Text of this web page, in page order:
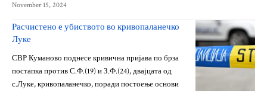
November 15, 2024
Расчистено е убиството во кривопаланечко
Луке
СВР Куманово поднесе кривична пријава по брза
постапка против С.Ф.(19) и З.Ф.(24), двајцата од
с.Луке, кривопаланечко, поради постоење основи